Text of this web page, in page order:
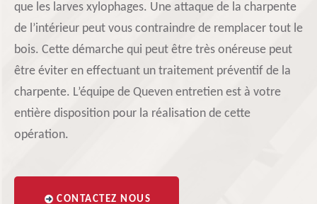
que les larves xylophages. Une attaque de la charpente
de l’intérieur peut vous contraindre de remplacer tout le
bois. Cette démarche qui peut être très onéreuse peut
être éviter en effectuant un traitement préventif de la
charpente. L’équipe de Queven entretien est à votre
entière disposition pour la réalisation de cette
opération.
CONTACTEZ NOUS